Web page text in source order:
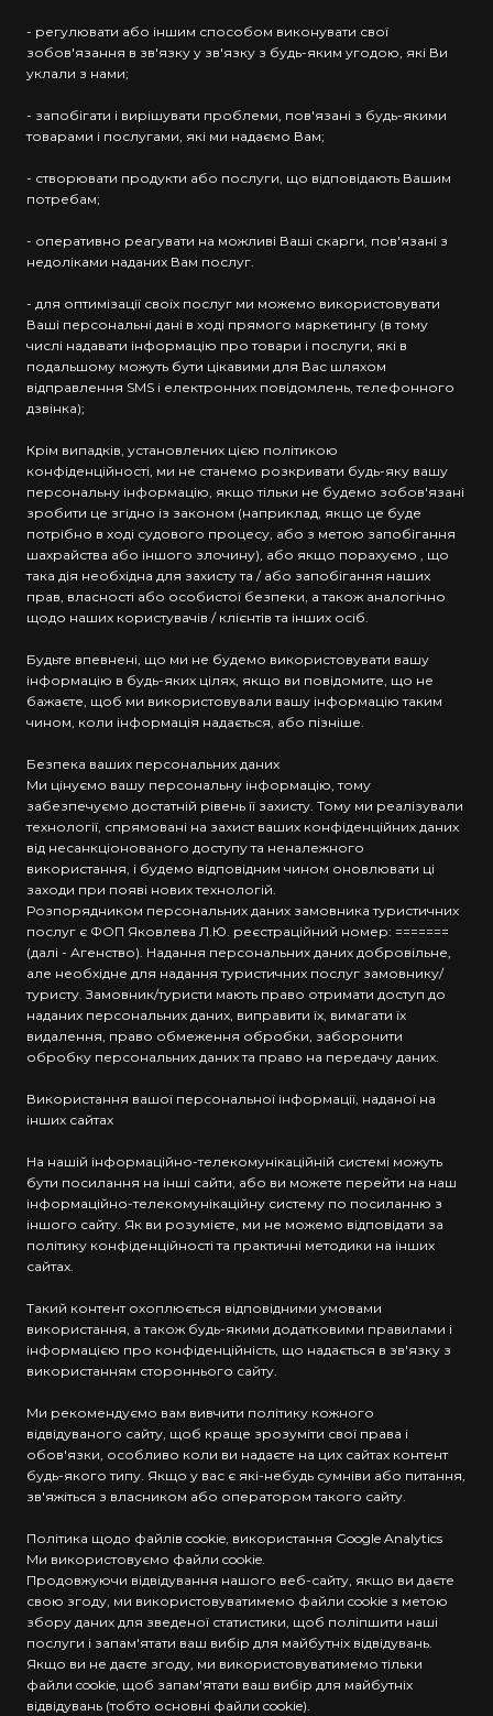
- регулювати або іншим способом виконувати свої
зобов'язання в зв'язку у зв'язку з будь-яким угодою, які Ви
уклали з нами;
- запобігати і вирішувати проблеми, пов'язані з будь-якими
товарами і послугами, які ми надаємо Вам;
- створювати продукти або послуги, що відповідають Вашим
потребам;
- оперативно реагувати на можливі Ваші скарги, пов'язані з
недоліками наданих Вам послуг.
- для оптимізації своїх послуг ми можемо використовувати
Ваші персональні дані в ході прямого маркетингу (в тому
числі надавати інформацію про товари і послуги, які в
подальшому можуть бути цікавими для Вас шляхом
відправлення SMS і електронних повідомлень, телефонного
дзвінка);
Крім випадків, установлених цією політикою
конфіденційності, ми не станемо розкривати будь-яку вашу
персональну інформацію, якщо тільки не будемо зобов'язані
зробити це згідно із законом (наприклад, якщо це буде
потрібно в ході судового процесу, або з метою запобігання
шахрайства або іншого злочину), або якщо порахуємо , що
така дія необхідна для захисту та / або запобігання наших
прав, власності або особистої безпеки, а також аналогічно
щодо наших користувачів / клієнтів та інших осіб.
Будьте впевнені, що ми не будемо використовувати вашу
інформацію в будь-яких цілях, якщо ви повідомите, що не
бажаєте, щоб ми використовували вашу інформацію таким
чином, коли інформація надається, або пізніше.
Безпека ваших персональних даних
Ми цінуємо вашу персональну інформацію, тому
забезпечуємо достатній рівень її захисту. Тому ми реалізували
технології, спрямовані на захист ваших конфіденційних даних
від несанкціонованого доступу та неналежного
використання, і будемо відповідним чином оновлювати ці
заходи при появі нових технологій.
Розпорядником персональних даних замовника туристичних
послуг є ФОП Яковлева Л.Ю. реєстраційний номер: =======
(далі - Агенство). Надання персональних даних добровільне,
але необхідне для надання туристичних послуг замовнику/
туристу. Замовник/туристи мають право отримати доступ до
наданих персональних даних, виправити їх, вимагати їх
видалення, право обмеження обробки, заборонити
обробку персональних даних та право на передачу даних.
Використання вашої персональної інформації, наданої на
інших сайтах
На нашій інформаційно-телекомунікаційній системі можуть
бути посилання на інші сайти, або ви можете перейти на наш
інформаційно-телекомунікаційну систему по посиланню з
іншого сайту. Як ви розумієте, ми не можемо відповідати за
політику конфіденційності та практичні методики на інших
сайтах.
Такий контент охоплюється відповідними умовами
використання, а також будь-якими додатковими правилами і
інформацією про конфіденційність, що надається в зв'язку з
використанням стороннього сайту.
Ми рекомендуємо вам вивчити політику кожного
відвідуваного сайту, щоб краще зрозуміти свої права і
обов'язки, особливо коли ви надаєте на цих сайтах контент
будь-якого типу. Якщо у вас є які-небудь сумніви або питання,
зв'яжіться з власником або оператором такого сайту.
Політика щодо файлів cookie, використання Google Analytics
Ми використовуємо файли cookie.
Продовжуючи відвідування нашого веб-сайту, якщо ви даєте
свою згоду, ми використовуватимемо файли cookie з метою
збору даних для зведеної статистики, щоб поліпшити наші
послуги і запам'ятати ваш вибір для майбутніх відвідувань.
Якщо ви не даєте згоду, ми використовуватимемо тільки
файли cookie, щоб запам'ятати ваш вибір для майбутніх
відвідувань (тобто основні файли cookie).